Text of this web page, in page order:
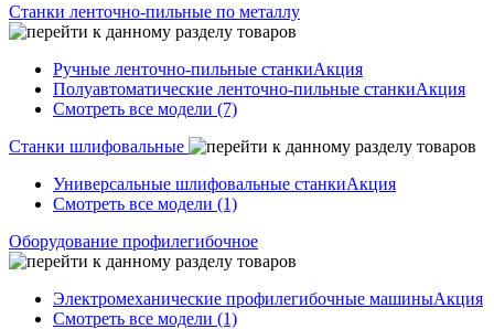
Станки ленточно-пильные по металлу
Ручные ленточно-пильные станкиАкция
Полуавтоматические ленточно-пильные станкиАкция
Смотреть все модели (7)
Станки шлифовальные
Универсальные шлифовальные станкиАкция
Смотреть все модели (1)
Оборудование профилегибочное
Электромеханические профилегибочные машиныАкция
Смотреть все модели (1)